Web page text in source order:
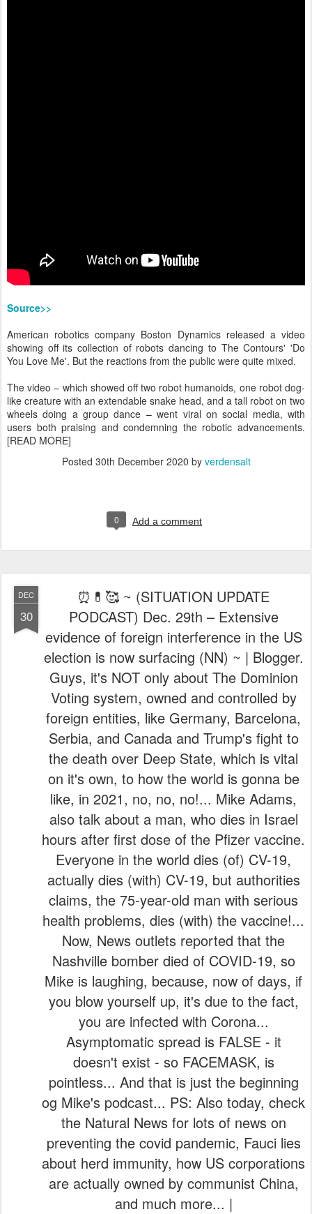
Source>>
American robotics company Boston Dynamics released a video
showing off its collection of robots dancing to The Contours' 'Do
You Love Me'. But the reactions from the public were quite mixed.
The video – which showed off two robot humanoids, one robot dog-
like creature with an extendable snake head, and a tall robot on two
wheels doing a group dance – went viral on social media, with
users both praising and condemning the robotic advancements.
[READ MORE]
Posted 30th December 2020 by verdensalt
0 Add a comment
DEC
30
⏰💊🥰 ~ (SITUATION UPDATE
PODCAST) Dec. 29th – Extensive
evidence of foreign interference in the US
election is now surfacing (NN) ~ | Blogger.
Guys, it's NOT only about The Dominion
Voting system, owned and controlled by
foreign entities, like Germany, Barcelona,
Serbia, and Canada and Trump's fight to
the death over Deep State, which is vital
on it's own, to how the world is gonna be
like, in 2021, no, no, no!... Mike Adams,
also talk about a man, who dies in Israel
hours after first dose of the Pfizer vaccine.
Everyone in the world dies (of) CV-19,
actually dies (with) CV-19, but authorities
claims, the 75-year-old man with serious
health problems, dies (with) the vaccine!...
Now, News outlets reported that the
Nashville bomber died of COVID-19, so
Mike is laughing, because, now of days, if
you blow yourself up, it's due to the fact,
you are infected with Corona...
Asymptomatic spread is FALSE - it
doesn't exist - so FACEMASK, is
pointless... And that is just the beginning
og Mike's podcast... PS: Also today, check
the Natural News for lots of news on
preventing the covid pandemic, Fauci lies
about herd immunity, how US corporations
are actually owned by communist China,
and much more... |